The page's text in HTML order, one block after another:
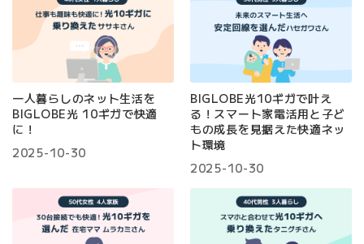
一人暮らしのネット生活を
BIGLOBE光 10ギガで快適
に！
2025-10-30
BIGLOBE光10ギガで叶え
る！スマート家電活用と子ど
もの成長を見据えた快適ネッ
ト環境
2025-10-30